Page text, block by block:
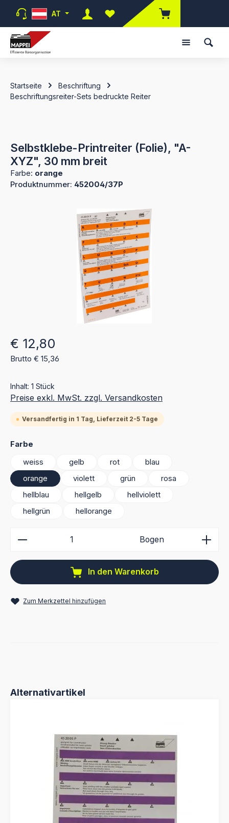
Zum Hauptinhalt springen
AT
Du hast 0 Produkte auf dem
Startseite
Beschriftung
Beschriftungsreiter-Sets bedruckte Reiter
Selbstklebe-Printreiter (Folie), "A-
XYZ", 30 mm breit
Farbe: orange
Produktnummer: 452004/37P
Bildergalerie überspringen
Regulärer Preis:
€ 12,80
Brutto € 15,36
Inhalt: 1 Stück
Preise exkl. MwSt. zzgl. Versandkosten
Versandfertig in 1 Tag, Lieferzeit 2-5 Tage
Farbe
weiss
gelb rot
blau
orange
violett grün
rosa
hellblau
hellgelb
hellviolett
hellgrün
hellorange
Produkt Anzahl: Gib den gewünschten Wert ein
Bogen
In den Warenkorb
Zum Merkzettel hinzufügen
Produktgalerie überspringen
Alternativartikel